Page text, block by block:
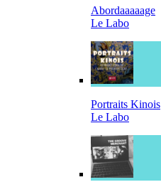
Abordaaaaage
Le Labo
Portraits Kinois
Le Labo